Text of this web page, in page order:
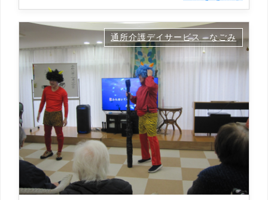
通所介護デイサービス なごみ